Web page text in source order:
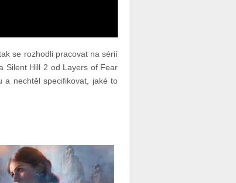
se rozhodli pracovat na sérií
Silent Hill 2 od Layers of Fear
a nechtěl specifikovat, jaké to